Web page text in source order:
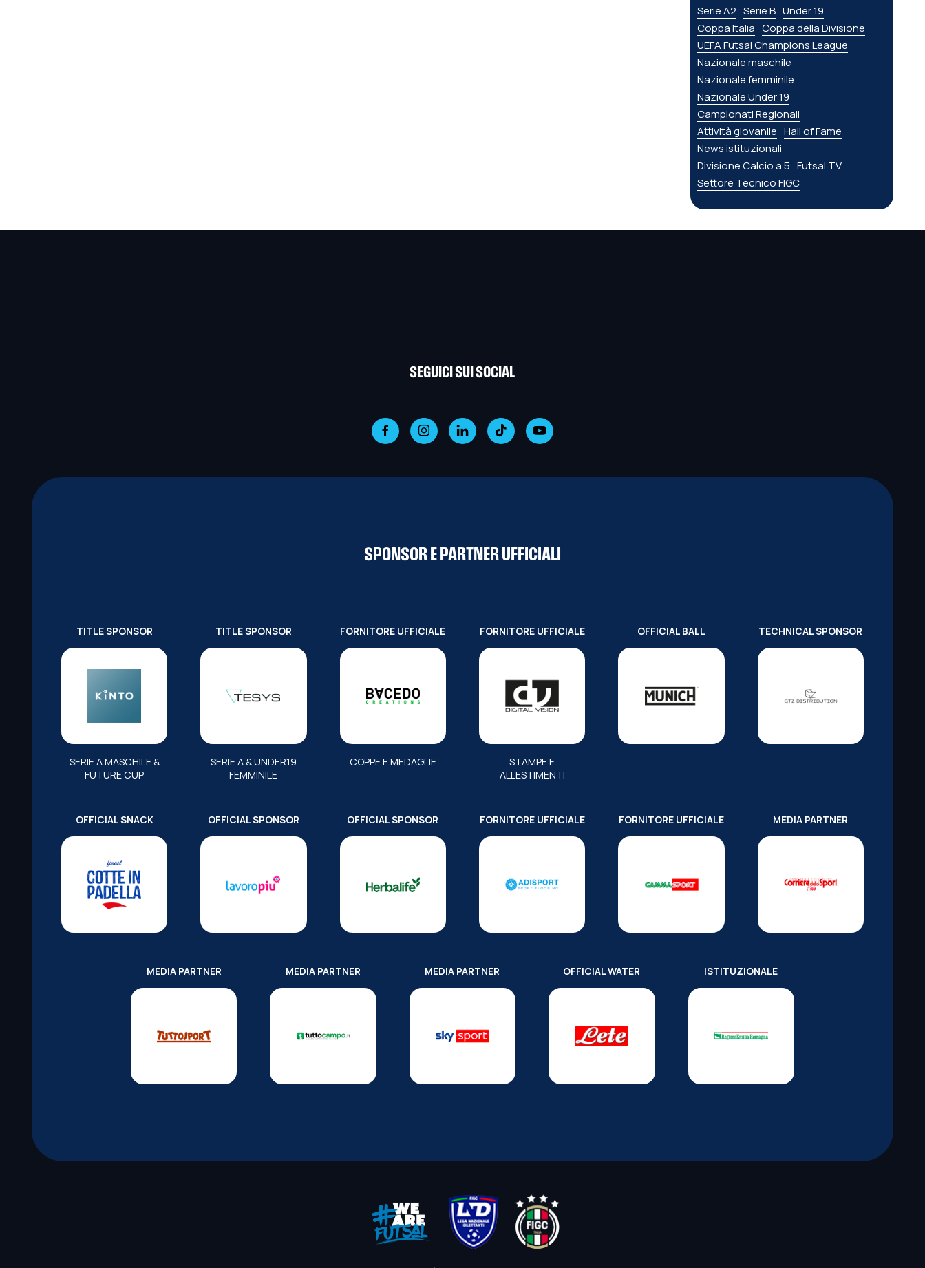
Serie A2 Serie B Under 19
Coppa Italia Coppa della Divisione
UEFA Futsal Champions League
Nazionale maschile
Nazionale femminile
Nazionale Under 19
Campionati Regionali
Attività giovanile Hall of Fame
News istituzionali
Divisione Calcio a 5 Futsal TV
Settore Tecnico FIGC
SEGUICI SUI SOCIAL
SPONSOR E PARTNER UFFICIALI
TITLE SPONSOR
SERIE A MASCHILE &
FUTURE CUP
TITLE SPONSOR
SERIE A & UNDER19
FEMMINILE
FORNITORE UFFICIALE
COPPE E MEDAGLIE
FORNITORE UFFICIALE
STAMPE E
ALLESTIMENTI
OFFICIAL BALL TECHNICAL SPONSOR
OFFICIAL SNACK OFFICIAL SPONSOR OFFICIAL SPONSOR FORNITORE UFFICIALE FORNITORE UFFICIALE MEDIA PARTNER
MEDIA PARTNER MEDIA PARTNER MEDIA PARTNER OFFICIAL WATER ISTITUZIONALE